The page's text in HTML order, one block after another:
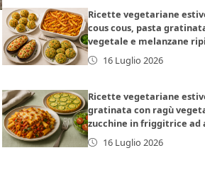
Ricette vegetariane
cous cous, pasta
vegetale e melanzane
16 Luglio 2026
Ricette vegetariane
gratinata con ragù
zucchine in friggitrice ad
16 Luglio 2026